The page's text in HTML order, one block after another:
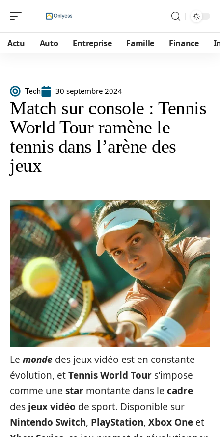
Actu Auto Entreprise Famille Finance
Tech 30 septembre 2024
Match sur console : Tennis
World Tour ramène le
tennis dans l’arène des
jeux
Le monde des jeux vidéo est en constante
évolution, etTennis World Tour s’impose
comme une star montante dans le cadre
des jeux vidéo de sport. Disponible sur
Nintendo Switch, PlayStation, Xbox One et